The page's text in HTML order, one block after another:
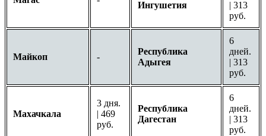
Ингушетия
| 313
руб.
Майкоп -
Республика
Адыгея
6
дней.
| 313
руб.
Махачкала
3 дня.
| 469
руб.
Республика
Дагестан
6
дней.
| 313
руб.